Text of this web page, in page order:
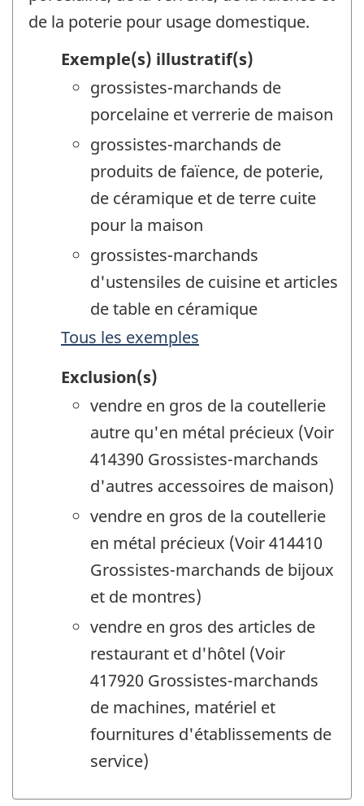
de la poterie pour usage domestique.
Exemple(s) illustratif(s)
grossistes-marchands de
porcelaine et verrerie de maison
grossistes-marchands de
produits de faïence, de poterie,
de céramique et de terre cuite
pour la maison
grossistes-marchands
d'ustensiles de cuisine et articles
de table en céramique
Tous les exemples
Exclusion(s)
vendre en gros de la coutellerie
autre qu'en métal précieux (Voir
414390 Grossistes-marchands
d'autres accessoires de maison)
vendre en gros de la coutellerie
en métal précieux (Voir 414410
Grossistes-marchands de bijoux
et de montres)
vendre en gros des articles de
restaurant et d'hôtel (Voir
417920 Grossistes-marchands
de machines, matériel et
fournitures d'établissements de
service)